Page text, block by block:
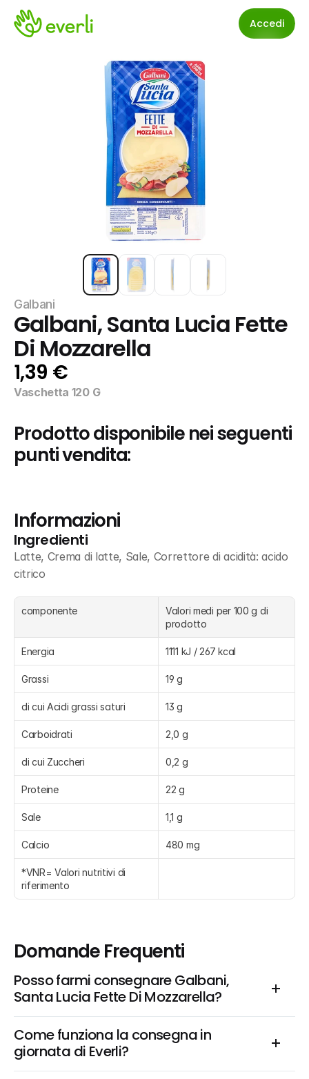
Accedi
Galbani
Galbani, Santa Lucia Fette
Di Mozzarella
1,39 €
Vaschetta 120 G
Prodotto disponibile nei seguenti
punti vendita:
Informazioni
Ingredienti
Latte, Crema di latte, Sale, Correttore di acidità: acido
citrico
componente
Valori medi per 100 g di
prodotto
Energia 1111 kJ / 267 kcal
Grassi 19 g
di cui Acidi grassi saturi 13 g
Carboidrati 2,0 g
di cui Zuccheri 0,2 g
Proteine 22 g
Sale 1,1 g
Calcio 480 mg
*VNR= Valori nutritivi di
riferimento
Domande Frequenti
Posso farmi consegnare Galbani,
Santa Lucia Fette Di Mozzarella?
Come funziona la consegna in
giornata di Everli?